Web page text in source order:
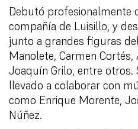
Debutó profesionalmente
compañía de Luisillo, y
junto a grandes figuras
Manolete, Carmen Cortés,
Joaquín Grilo, entre otros.
llevado a colaborar con
como Enrique Morente,
Núñez.